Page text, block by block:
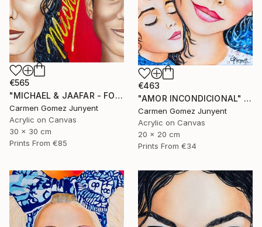
€565
"MICHAEL & JAAFAR - FOREVER" Painting
Carmen Gomez Junyent
Acrylic on Canvas
30 x 30 cm
Prints From €85
€463
"AMOR INCONDICIONAL" Painting
Carmen Gomez Junyent
Acrylic on Canvas
20 x 20 cm
Prints From €34